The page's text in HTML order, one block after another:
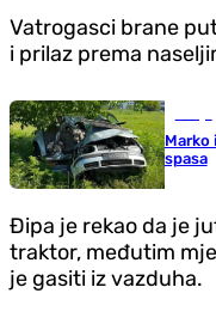
Vatrogasci brane
i prilaz prema
Marko
spasa
Đipa je rekao da je
traktor, međutim
je gasiti iz vazduha.